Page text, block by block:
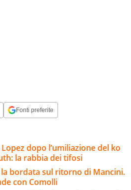
Fonti preferite
dopo l’umiliazione del ko
la rabbia dei tifosi
bordata sul ritorno di Mancini.
con Comolli